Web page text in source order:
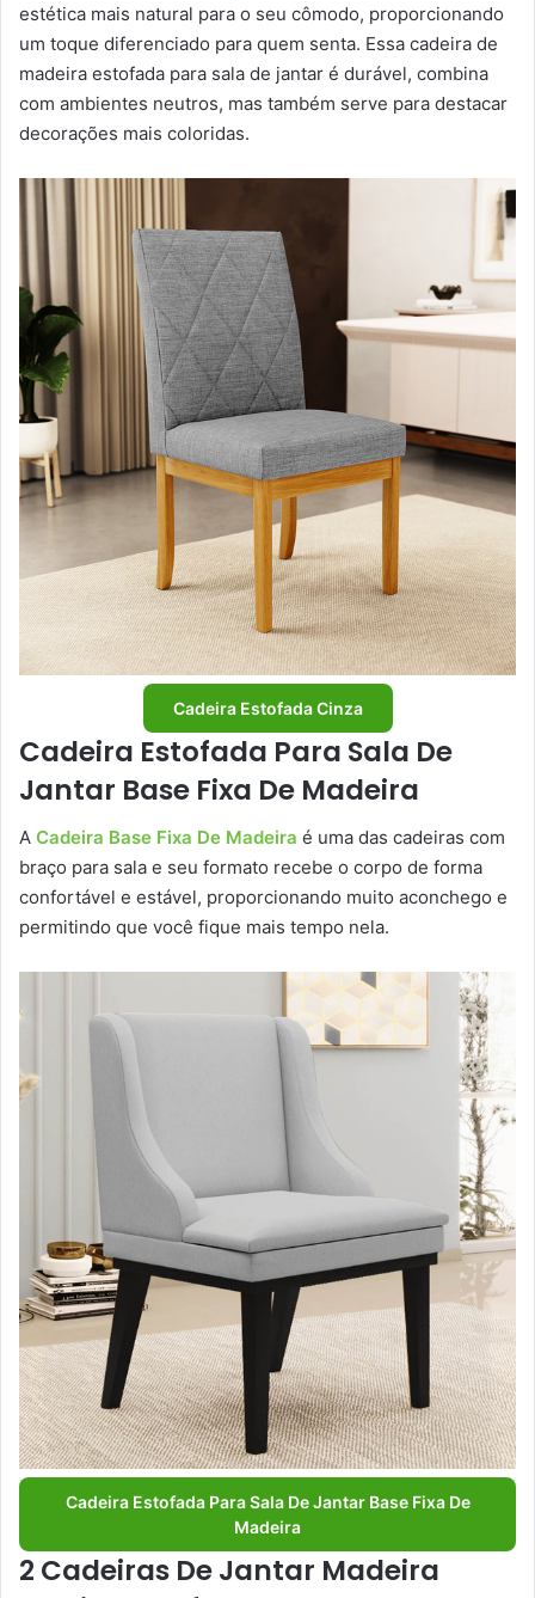
estética mais natural para o seu cômodo, proporcionando
um toque diferenciado para quem senta. Essa cadeira de
madeira estofada para sala de jantar é durável, combina
com ambientes neutros, mas também serve para destacar
decorações mais coloridas.
Cadeira Estofada Cinza
Cadeira Estofada Para Sala De
Jantar Base Fixa De Madeira
A Cadeira Base Fixa De Madeira é uma das cadeiras com
braço para sala e seu formato recebe o corpo de forma
confortável e estável, proporcionando muito aconchego e
permitindo que você fique mais tempo nela.
Cadeira Estofada Para Sala De Jantar Base Fixa De
Madeira
2 Cadeiras De Jantar Madeira